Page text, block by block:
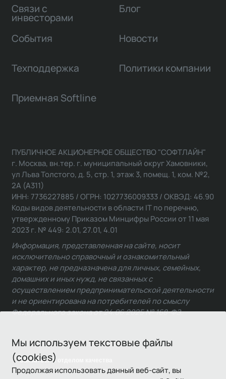
Мы используем текстовые файлы
(cookies)
Продолжая использовать данный веб-сайт, вы
Связи с
инвесторами
Блог
События Новости
Техподдержка Политики компании
Приемная Softline
Связаться с отделом качества
ПУБЛИЧНОЕ АКЦИОНЕРНОЕ ОБЩЕСТВО "СОФТЛАЙН"
г. Москва, вн.тер. г. муниципальный округ Хамовники,
ул Льва Толстого, д. 5, стр. 1, этаж 3, помещ. 1, ком. №2,
2А (А311)
ИНН: 7736227885 / ОГРН: 1027736009333 / ОКВЭД: 46.90
Коды видов деятельности в области IT по перечню,
утвержденному Приказом Минцифры России от 11 мая
2023 г. № 449: 2.01, 27.01, 4.01
Информация, представленная на сайте, носит
исключительно справочный и ознакомительный
характер, не предназначена для личных, семейных,
домашних и иных нужд, не связанных с
осуществлением предпринимательской деятельности
и не ориентирована на потребителей по смыслу
Федерального закона от 24.06.2025 № 168-ФЗ.